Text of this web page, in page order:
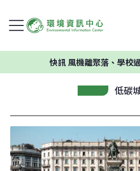
風機離聚落、學校過近 彰
低碳